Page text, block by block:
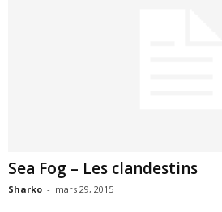
Sea Fog – Les clandestins
Sharko - mars 29, 2015